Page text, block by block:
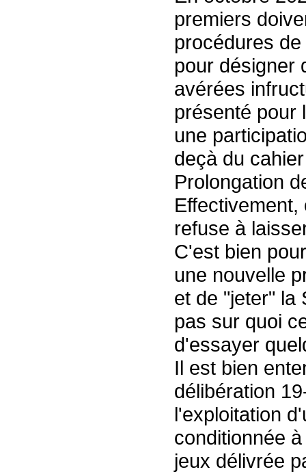
premiers
procédures
pour désigner
avérées
présenté pour
une
deçà du
Prolongation
refuse à
C'est bien
une nouvelle
et de "jeter" la
pas sur quoi
d'essayer
Il est bien
délibération
l'exploitation
conditionnée
jeux délivrée